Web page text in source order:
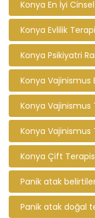
Konya En İyi
Konya Evlilik
Konya Psikiyatri
Konya Vajinismus
Konya Vajinismus
Konya Vajinismus
Konya Çift
Panik atak
Panik atak doğal